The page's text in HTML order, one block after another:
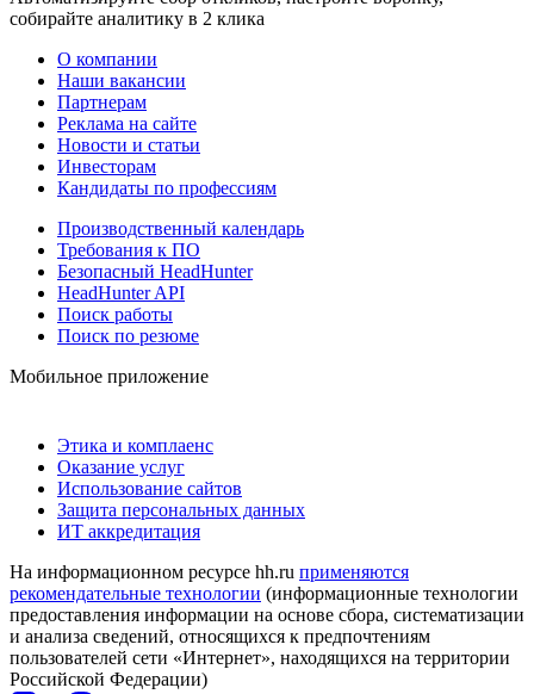
собирайте аналитику в 2 клика
О компании
Наши вакансии
Партнерам
Реклама на сайте
Новости и статьи
Инвесторам
Кандидаты по профессиям
Производственный календарь
Требования к ПО
Безопасный HeadHunter
HeadHunter API
Поиск работы
Поиск по резюме
Мобильное приложение
Этика и комплаенс
Оказание услуг
Использование сайтов
Защита персональных данных
ИТ аккредитация
На информационном ресурсе hh.ru применяются
рекомендательные технологии (информационные технологии
предоставления информации на основе сбора, систематизации
и анализа сведений, относящихся к предпочтениям
пользователей сети «Интернет», находящихся на территории
Российской Федерации)